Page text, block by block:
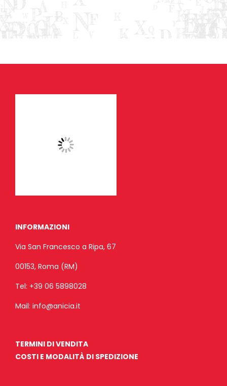
INFORMAZIONI
Via San Francesco a Ripa, 67
00153, Roma (RM)
Tel: +39 06 5898028
Mail: info@anicia.it
TERMINI DI VENDITA
COSTI E MODALITÀ DI SPEDIZIONE